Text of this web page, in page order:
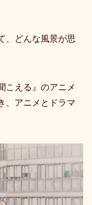
、どんな風景が思
こえる』のアニメ
、アニメとドラマ